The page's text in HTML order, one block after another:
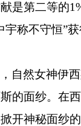
是第二等的
宇称不守恒”
自然女神伊
的面纱。在
开神秘面纱